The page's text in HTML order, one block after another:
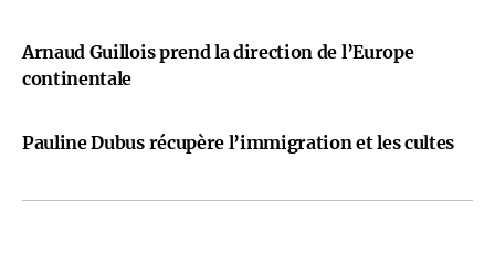
Arnaud Guillois prend la direction de l’Europe
continentale
Pauline Dubus récupère l’immigration et les cultes